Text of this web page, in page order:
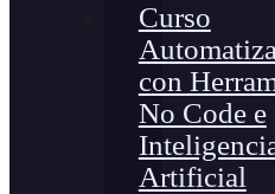
Curso
con
No Code e
Artificial